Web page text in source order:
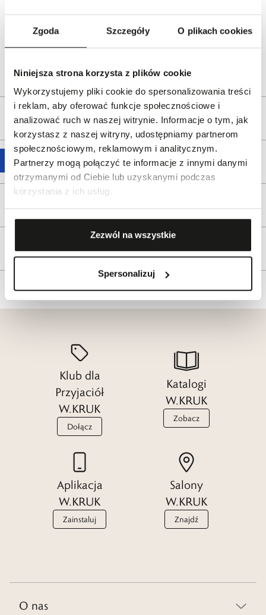
Zgoda Szczegóły O plikach cookies
Niniejsza strona korzysta z plików cookie
Wykorzystujemy pliki cookie do spersonalizowania treści
i reklam, aby oferować funkcje społecznościowe i
analizować ruch w naszej witrynie. Informacje o tym, jak
korzystasz z naszej witryny, udostępniamy partnerom
społecznościowym, reklamowym i analitycznym.
Partnerzy mogą połączyć te informacje z innymi danymi
otrzymanymi od Ciebie lub uzyskanymi podczas
korzystania z ich usług.
Zezwól na wszystkie
Spersonalizuj
Dystrybutor:
W.KRUK S.A
ul. Pilotów 10, 31-462 Kraków
Bezpieczeństwo:
Informacje o bezpieczeństwie
Opis produktu
Wysyłka
Tagi
Klub dla
Przyjaciół
W.KRUK
Dołącz
Katalogi
W.KRUK
Zobacz
Aplikacja
W.KRUK
Zainstaluj
Salony
W.KRUK
Znajdź
O nas